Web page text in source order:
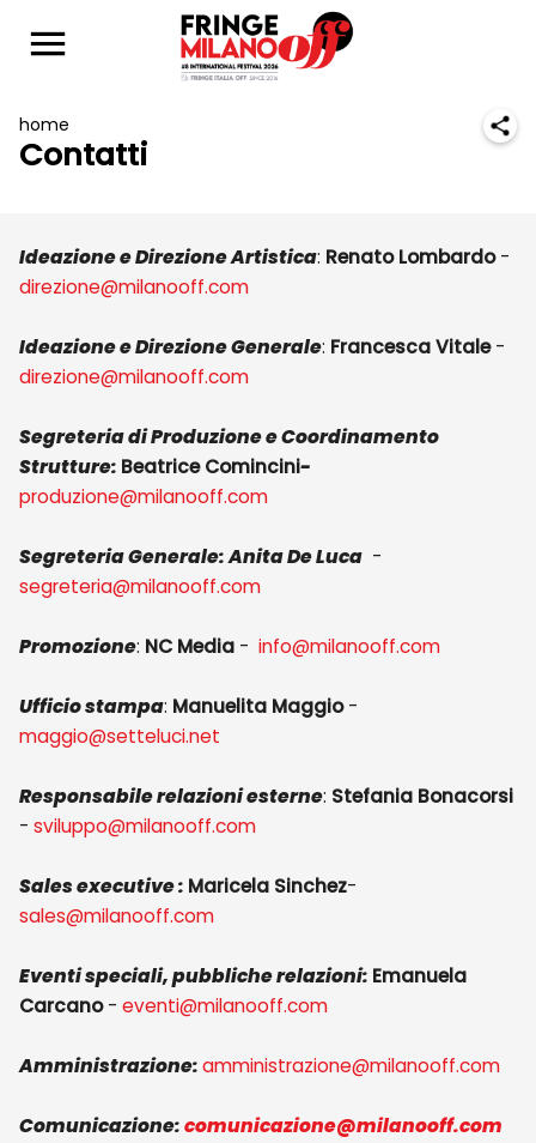
home
Contatti
Ideazione e Direzione Artistica: Renato Lombardo-
direzione@milanooff.com
Ideazione e Direzione Generale: Francesca Vitale-
direzione@milanooff.com
Segreteria di Produzione e Coordinamento
Strutture: Beatrice Comincini-
produzione@milanooff.com
Segreteria Generale:Anita De Luca -
segreteria@milanooff.com
Promozione: NC Media - info@milanooff.com
Ufficio stampa: Manuelita Maggio-
maggio@setteluci.net
Responsabile relazioni esterne: Stefania Bonacorsi
- sviluppo@milanooff.com
Sales executive : Maricela Sinchez-
sales@milanooff.com
Eventi speciali, pubbliche relazioni: Emanuela
Carcano- eventi@milanooff.com
Amministrazione:amministrazione@milanooff.com
Comunicazione:comunicazione@milanooff.com